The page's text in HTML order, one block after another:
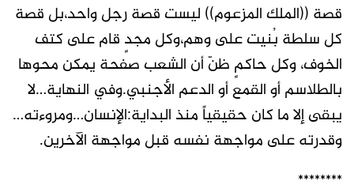
قصة ((الملك المزعوم)) ليست قصة رجل واحد،بل قصة
كل سلطة بُنيت على وهم،وكل مجدٍ قام على كتف
الخوف، وكل حاكمٍ ظنّ أن الشعب صفحة يمكن محوها
بالطلاسم أو القمع أو الدعم الأجنبي.وفي النهاية…لا
يبقى إلا ما كان حقيقياً منذ البداية:الإنسان…ومروءته…
وقدرته على مواجهة نفسه قبل مواجهة الآخرين.
********